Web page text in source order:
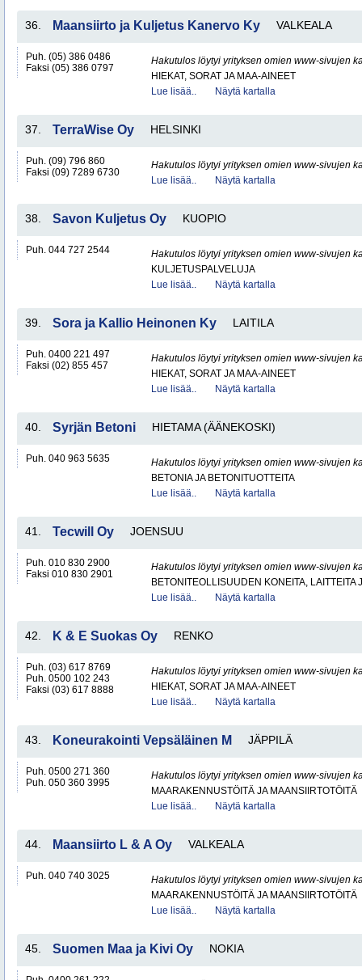
36. Maansiirto ja Kuljetus Kanervo Ky VALKEALA
Puh. (05) 386 0486
Faksi (05) 386 0797
Hakutulos löytyi yrityksen omien www-sivujen
HIEKAT, SORAT JA MAA-AINEET
Lue lisää..
Näytä kartalla
37. TerraWise Oy HELSINKI
Puh. (09) 796 860
Faksi (09) 7289 6730
Hakutulos löytyi yrityksen omien www-sivujen
Lue lisää..
Näytä kartalla
38. Savon Kuljetus Oy KUOPIO
Puh. 044 727 2544
Hakutulos löytyi yrityksen omien www-sivujen
KULJETUSPALVELUJA
Lue lisää..
Näytä kartalla
39. Sora ja Kallio Heinonen Ky LAITILA
Puh. 0400 221 497
Faksi (02) 855 457
Hakutulos löytyi yrityksen omien www-sivujen
HIEKAT, SORAT JA MAA-AINEET
Lue lisää..
Näytä kartalla
40. Syrjän Betoni HIETAMA (ÄÄNEKOSKI)
Puh. 040 963 5635
Hakutulos löytyi yrityksen omien www-sivujen
BETONIA JA BETONITUOTTEITA
Lue lisää..
Näytä kartalla
41. Tecwill Oy JOENSUU
Puh. 010 830 2900
Faksi 010 830 2901
Hakutulos löytyi yrityksen omien www-sivujen
BETONITEOLLISUUDEN KONEITA, LAITTEITA
Lue lisää..
Näytä kartalla
42. K & E Suokas Oy RENKO
Puh. (03) 617 8769
Puh. 0500 102 243
Faksi (03) 617 8888
Hakutulos löytyi yrityksen omien www-sivujen
HIEKAT, SORAT JA MAA-AINEET
Lue lisää..
Näytä kartalla
43. Koneurakointi Vepsäläinen M JÄPPILÄ
Puh. 0500 271 360
Puh. 050 360 3995
Hakutulos löytyi yrityksen omien www-sivujen
MAARAKENNUSTÖITÄ JA MAANSIIRTOTÖITÄ
Lue lisää..
Näytä kartalla
44. Maansiirto L & A Oy VALKEALA
Puh. 040 740 3025
Hakutulos löytyi yrityksen omien www-sivujen
MAARAKENNUSTÖITÄ JA MAANSIIRTOTÖITÄ
Lue lisää..
Näytä kartalla
45. Suomen Maa ja Kivi Oy NOKIA